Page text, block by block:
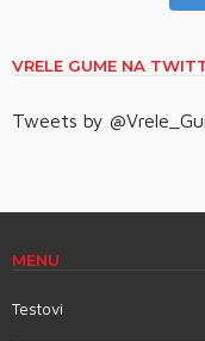
VRELE GUME NA
Tweets by
MENU
Testovi